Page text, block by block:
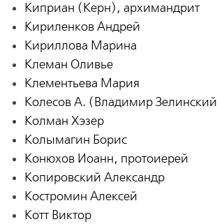
Киприан (Керн), архимандрит
Кириленков Андрей
Кириллова Марина
Клеман Оливье
Клементьева Мария
Колесов А. (Владимир
Колман Хэзер
Колымагин Борис
Конюхов Иоанн, протоиерей
Копировский Александр
Костромин Алексей
Котт Виктор